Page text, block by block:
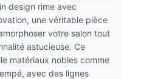
design rime avec
une véritable pièce
votre salon tout
astucieuse. Ce
matériaux nobles comme
avec des lignes